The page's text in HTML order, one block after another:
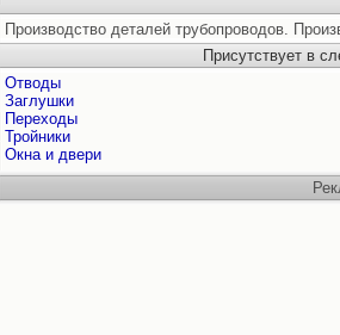
Производство деталей трубопроводов.
Присутствует в
Отводы
Заглушки
Переходы
Тройники
Окна и двери